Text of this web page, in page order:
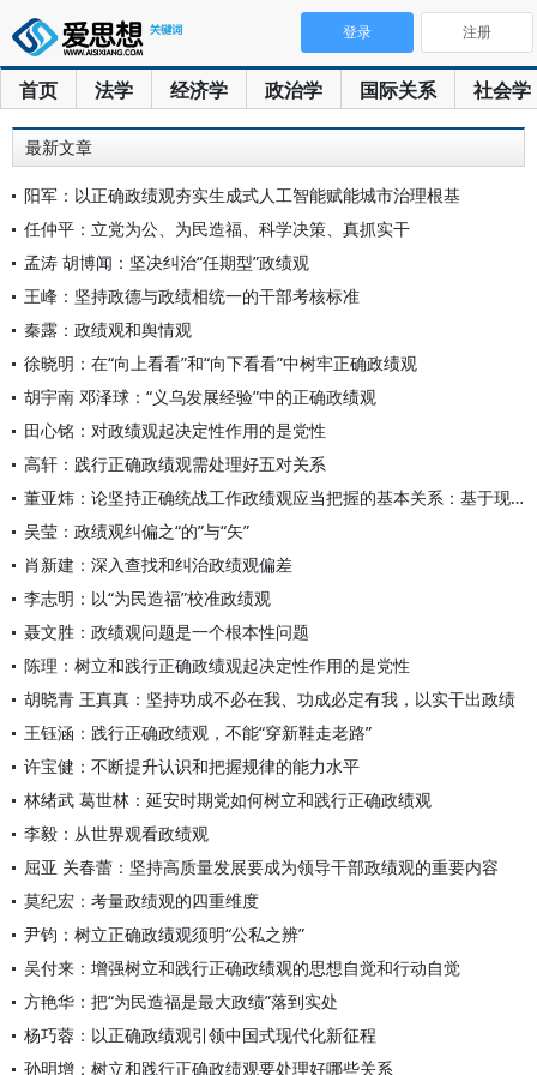
首页 法学 经济学 政治学 国际关系 社会学
登录 注册
最新文章
阳军：以正确政绩观夯实生成式人工智能赋能城市治理根基
任仲平：立党为公、为民造福、科学决策、真抓实干
孟涛 胡博闻：坚决纠治“任期型”政绩观
王峰：坚持政德与政绩相统一的干部考核标准
秦露：政绩观和舆情观
徐晓明：在“向上看看”和“向下看看”中树牢正确政绩观
胡宇南 邓泽球：“义乌发展经验”中的正确政绩观
田心铭：对政绩观起决定性作用的是党性
高轩：践行正确政绩观需处理好五对关系
董亚炜：论坚持正确统战工作政绩观应当把握的基本关系：基于现代
吴莹：政绩观纠偏之“的”与“矢”
肖新建：深入查找和纠治政绩观偏差
李志明：以“为民造福”校准政绩观
聂文胜：政绩观问题是一个根本性问题
陈理：树立和践行正确政绩观起决定性作用的是党性
胡晓青 王真真：坚持功成不必在我、功成必定有我，以实干出政绩
王钰涵：践行正确政绩观，不能“穿新鞋走老路”
许宝健：不断提升认识和把握规律的能力水平
林绪武 葛世林：延安时期党如何树立和践行正确政绩观
李毅：从世界观看政绩观
屈亚 关春蕾：坚持高质量发展要成为领导干部政绩观的重要内容
莫纪宏：考量政绩观的四重维度
尹钧：树立正确政绩观须明“公私之辨”
吴付来：增强树立和践行正确政绩观的思想自觉和行动自觉
方艳华：把“为民造福是最大政绩”落到实处
杨巧蓉：以正确政绩观引领中国式现代化新征程
孙明增：树立和践行正确政绩观要处理好哪些关系